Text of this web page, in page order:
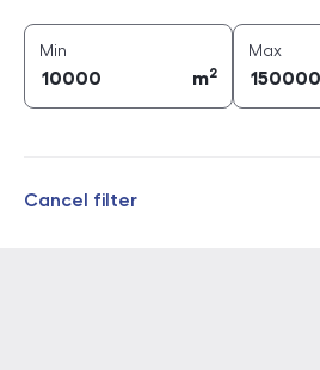
Min
m2
Maxarea (
Cancel filter